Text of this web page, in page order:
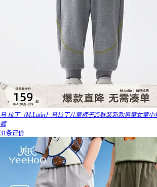
马·拉丁（M.Latin）马拉丁儿童裤子25秋装新款男童女童
裤
31条评价